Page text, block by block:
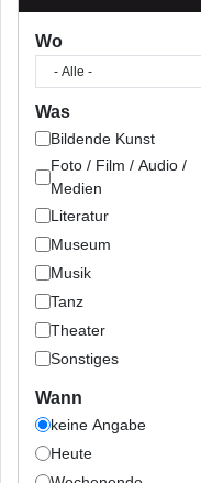
Wo
Was
Bildende Kunst
Foto / Film / Audio /
Medien
Literatur
Museum
Musik
Tanz
Theater
Sonstiges
Wann
keine Angabe
Heute